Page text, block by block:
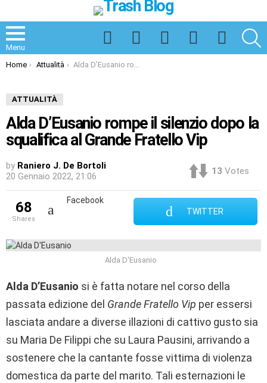
Menu
Facebook
Twitter
Instagram
Spotify
TikTok
You are here:
Home Attualità Alda D’Eusanio rompe il silenzio dopo la squalifica al Grande Fratello Vip
ATTUALITÀ
Alda D’Eusanio rompe il silenzio dopo la
squalifica al Grande Fratello Vip
by Raniero J. De Bortoli
20 Gennaio 2022, 21:06
13 Votes
68
shares
Facebook
TWITTER
Alda D'Eusanio
Alda D’Eusanio si è fatta notare nel corso della
passata edizione del Grande Fratello Vip per essersi
lasciata andare a diverse illazioni di cattivo gusto sia
su Maria De Filippi che su Laura Pausini, arrivando a
sostenere che la cantante fosse vittima di violenza
domestica da parte del marito. Tali esternazioni le